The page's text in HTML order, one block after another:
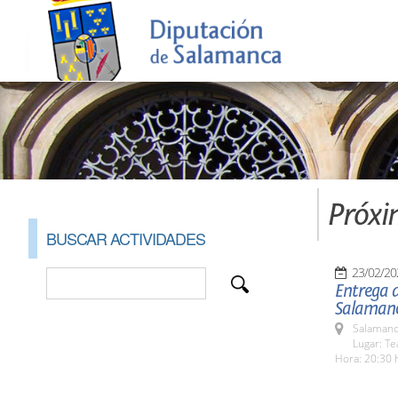
BUSCAR ACTIVIDADES
23/02/
Entrega
Lugar:
Hora: 20:30